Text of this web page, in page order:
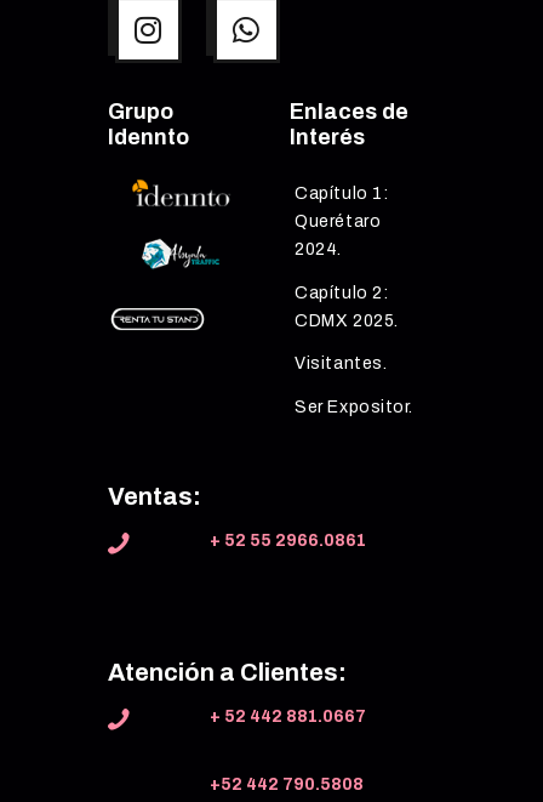
Grupo
Idennto
Enlaces de
Interés
Capítulo 1:
Querétaro
2024.
Capítulo 2:
CDMX 2025.
Visitantes.
Ser Expositor.
Ventas:
+ 52 55 2966.0861
Atención a Clientes:
+ 52 442 881.0667
+52 442 790.5808